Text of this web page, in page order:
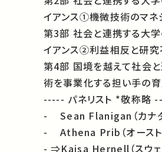
イアンス①機微技術のマネ
第3部 社会と連携する大学
イアンス②利益相反と研究
第4部 国境を越えて社会
術を事業化する担い手の
----- パネリスト *敬称略
- Sean Flanigan（カナダ
- Athena Prib（オースト
- ⇒Kajsa Hernell（スウェ